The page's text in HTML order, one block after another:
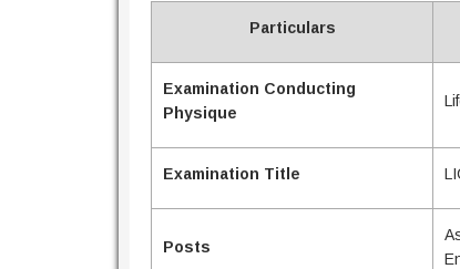
Particulars
Examination Conducting
Physique
Examination Title
Posts